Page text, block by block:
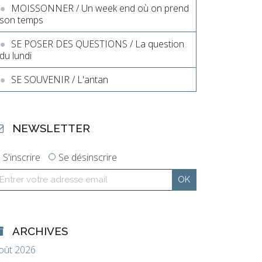
MOISSONNER / Un week end où on prend
son temps
SE POSER DES QUESTIONS / La question
du lundi
SE SOUVENIR / L'antan
NEWSLETTER
S'inscrire Se désinscrire
ARCHIVES
2026